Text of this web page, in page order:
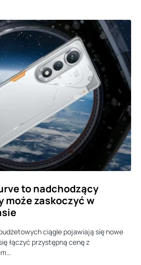
to nadchodzący
może zaskoczyć w
ciągle pojawiają się nowe
łączyć przystępną cenę z